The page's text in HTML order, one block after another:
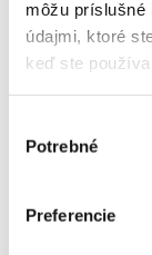
môžu
údajmi, ktoré
keď ste
súhlasu
Potrebné
Preferencie
Príplatky za
Názov